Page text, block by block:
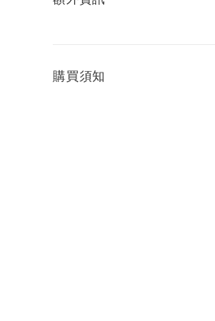
購買須知